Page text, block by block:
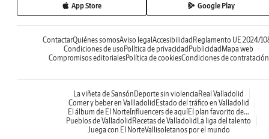
App Store Google Play
ContactarQuiénes somosAviso legal Accesibilidad Reglamento UE 2024/
Condiciones de uso Política de privacidad Publicidad Mapa web
Compromisos editorialesPolítica de cookiesCondiciones de contratación
La viñeta de Sansón Deporte sin violencia Real Valladolid
Comer y beber en Vallladolid Estado del tráfico en Valladolid
El álbum de El NorteInfluencers de aquíEl plan favorito de...
Pueblos de Valladolid Recetas de Valladolid La liga del talento
Juega con El NorteVallisoletanos por el mundo